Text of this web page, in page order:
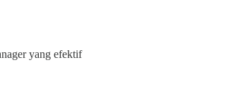
yang efektif